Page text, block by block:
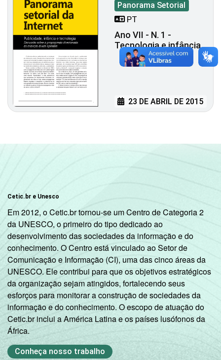
Panorama Setorial
PT
Ano VII - N. 1 -
Tecnologia e infância
23 DE ABRIL DE 2015
Cetic.br e Unesco
Em 2012, o Cetic.br tornou-se um Centro de Categoria 2
da UNESCO, o primeiro do tipo dedicado ao
desenvolvimento das sociedades da informação e do
conhecimento. O Centro está vinculado ao Setor de
Comunicação e Informação (CI), uma das cinco áreas da
UNESCO. Ele contribui para que os objetivos estratégicos
da organização sejam atingidos, fortalecendo seus
esforços para monitorar a construção de sociedades da
informação e do conhecimento. O escopo de atuação do
Cetic.br inclui a América Latina e os países lusófonos da
África.
Conheça nosso trabalho